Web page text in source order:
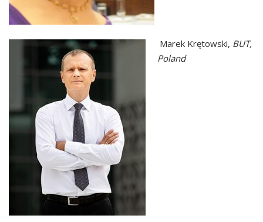
Marek Krętowski, BUT,
Poland